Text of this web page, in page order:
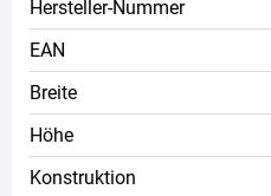
Hersteller-Nummer
EAN
Breite
Höhe
Konstruktion